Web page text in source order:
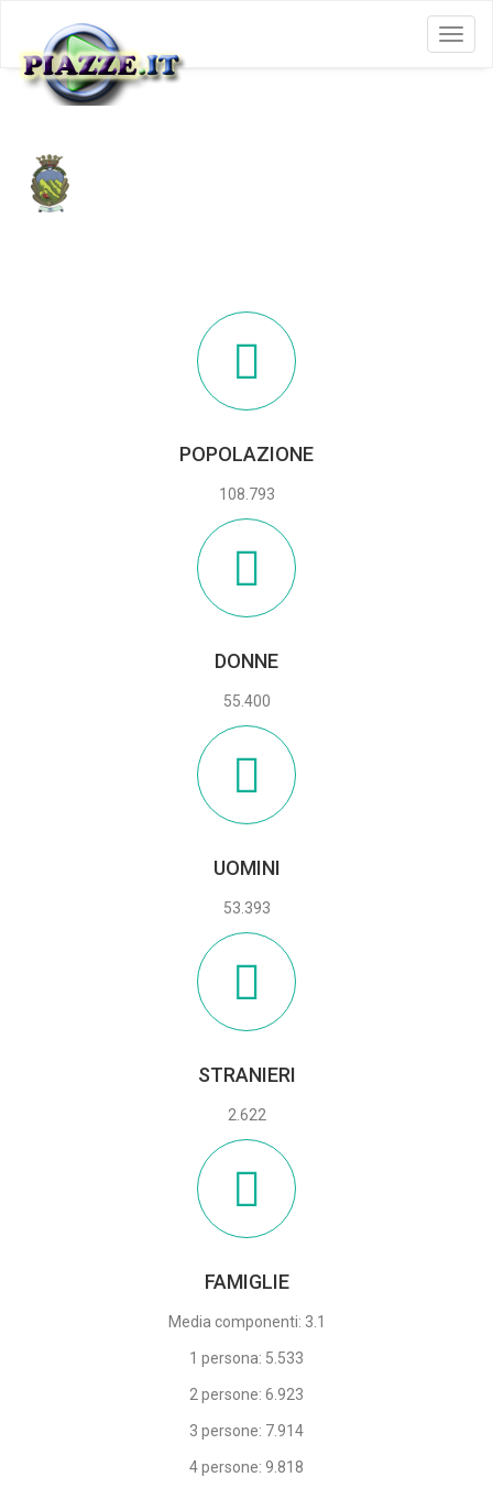
Menu
POPOLAZIONE
108.793
DONNE
55.400
UOMINI
53.393
STRANIERI
2.622
FAMIGLIE
Media componenti: 3.1
1 persona: 5.533
2 persone: 6.923
3 persone: 7.914
4 persone: 9.818